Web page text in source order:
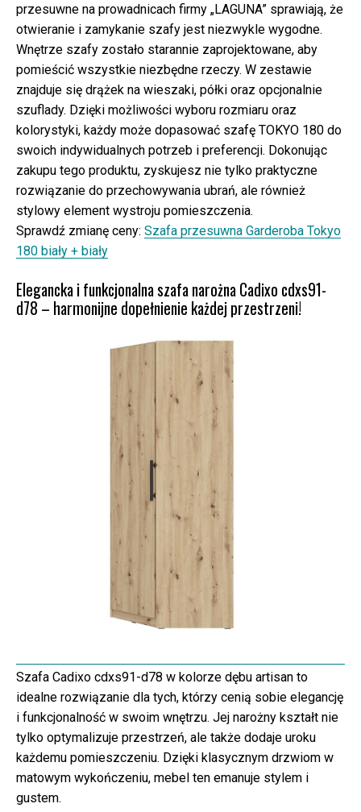
przesuwne na prowadnicach firmy „LAGUNA” sprawiają, że
otwieranie i zamykanie szafy jest niezwykle wygodne.
Wnętrze szafy zostało starannie zaprojektowane, aby
pomieścić wszystkie niezbędne rzeczy. W zestawie
znajduje się drążek na wieszaki, półki oraz opcjonalnie
szuflady. Dzięki możliwości wyboru rozmiaru oraz
kolorystyki, każdy może dopasować szafę TOKYO 180 do
swoich indywidualnych potrzeb i preferencji. Dokonując
zakupu tego produktu, zyskujesz nie tylko praktyczne
rozwiązanie do przechowywania ubrań, ale również
stylowy element wystroju pomieszczenia.
Sprawdź zmianę ceny: Szafa przesuwna Garderoba Tokyo
180 biały + biały
Elegancka i funkcjonalna szafa narożna Cadixo cdxs91-
d78 – harmonijne dopełnienie każdej przestrzeni!
Szafa Cadixo cdxs91-d78 w kolorze dębu artisan to
idealne rozwiązanie dla tych, którzy cenią sobie elegancję
i funkcjonalność w swoim wnętrzu. Jej narożny kształt nie
tylko optymalizuje przestrzeń, ale także dodaje uroku
każdemu pomieszczeniu. Dzięki klasycznym drzwiom w
matowym wykończeniu, mebel ten emanuje stylem i
gustem.